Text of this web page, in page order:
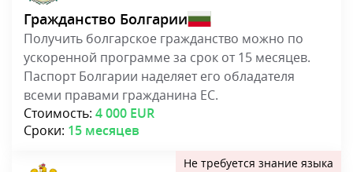
Гражданство Болгарии
Получить болгарское гражданство можно по
ускоренной программе за срок от 15 месяцев.
Паспорт Болгарии наделяет его обладателя
всеми правами гражданина ЕС.
Стоимость: 4 000 EUR
Сроки: 15 месяцев